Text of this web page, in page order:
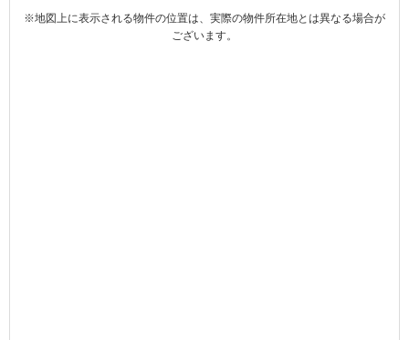
※地図上に表示される物件の位置は、実際の物件所在地とは異なる場合が
ございます。